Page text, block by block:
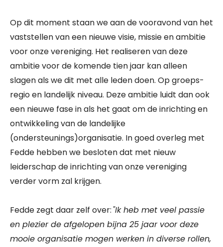
Op dit moment staan we aan de vooravond van het
vaststellen van een nieuwe visie, missie en ambitie
voor onze vereniging. Het realiseren van deze
ambitie voor de komende tien jaar kan alleen
slagen als we dit met alle leden doen. Op groeps-
regio en landelijk niveau. Deze ambitie luidt dan ook
een nieuwe fase in als het gaat om de inrichting en
ontwikkeling van de landelijke
(ondersteunings)organisatie. In goed overleg met
Fedde hebben we besloten dat met nieuw
leiderschap de inrichting van onze vereniging
verder vorm zal krijgen.
Fedde zegt daar zelf over:"Ik heb met veel passie
en plezier de afgelopen bijna 25 jaar voor deze
mooie organisatie mogen werken in diverse rollen,